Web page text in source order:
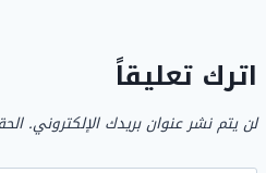
اترك تعليقاً
لن يتم نشر عنوان بريدك الإلكتروني.